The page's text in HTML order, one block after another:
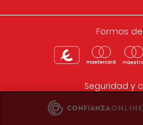
Formas
Seguridad y